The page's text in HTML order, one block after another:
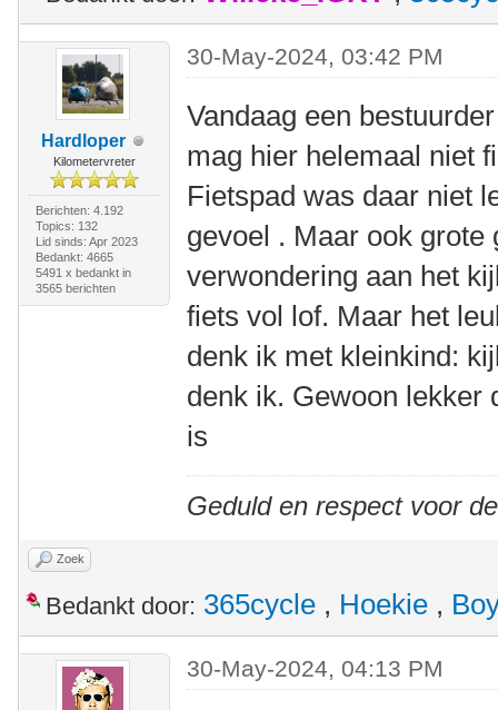
Hardloper
Kilometervreter
Berichten: 4.192
Topics: 132
Lid sinds: Apr 2023
Bedankt: 4665
5491 x bedankt in
3565 berichten
30-May-2024, 03:42 PM
Vandaag een
mag hier helemaal niet
Fietspad was daar niet
gevoel . Maar ook grote
verwondering aan het
fiets vol lof. Maar het
denk ik met kleinkind:
denk ik. Gewoon lekker
is
Geduld en respect voor
Zoek
Bedankt door: 365cycle , Hoekie ,
30-May-2024, 04:13 PM